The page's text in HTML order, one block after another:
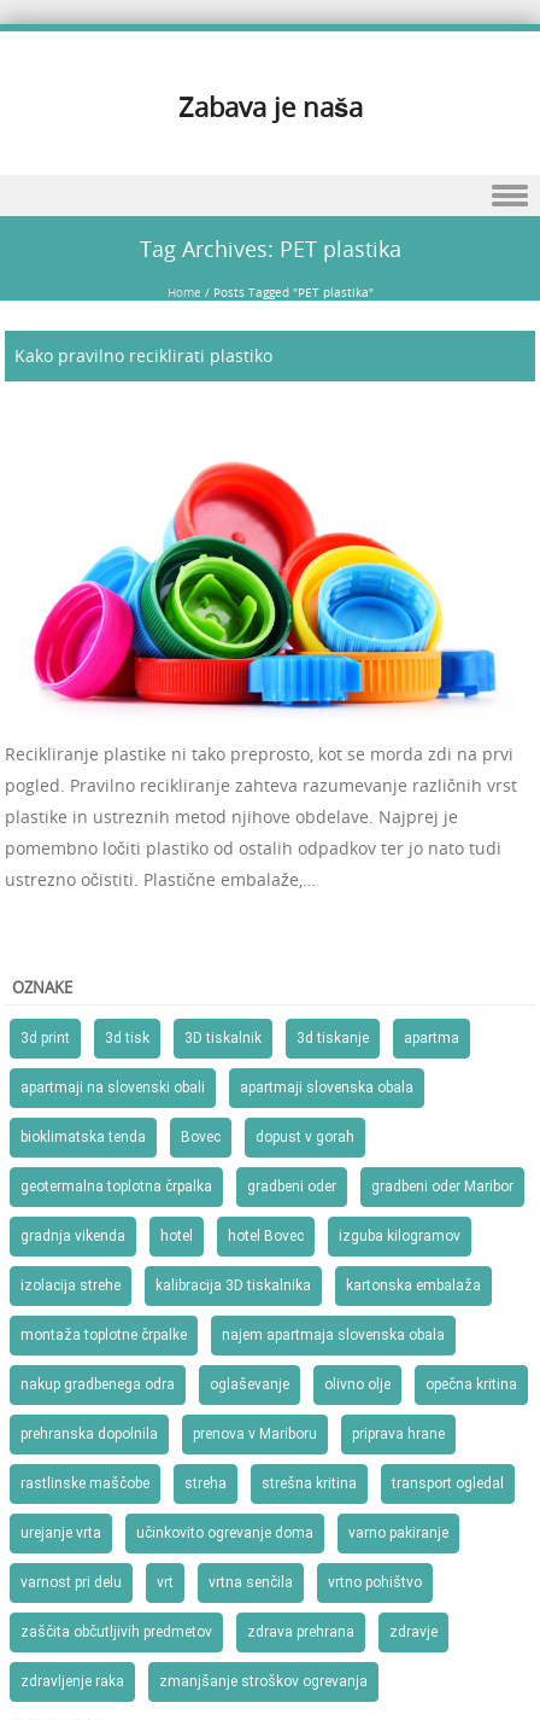
Zabava je naša
Tag Archives: PET plastika
Home / Posts Tagged "PET plastika"
Kako pravilno reciklirati plastiko
Recikliranje plastike ni tako preprosto, kot se morda zdi na prvi
pogled. Pravilno recikliranje zahteva razumevanje različnih vrst
plastike in ustreznih metod njihove obdelave. Najprej je
pomembno ločiti plastiko od ostalih odpadkov ter jo nato tudi
ustrezno očistiti. Plastične embalaže,…
OZNAKE
3d print 3d tisk 3D tiskalnik 3d tiskanje apartma
apartmaji na slovenski obali apartmaji slovenska obala
bioklimatska tenda Bovec dopust v gorah
geotermalna toplotna črpalka gradbeni oder gradbeni oder Maribor
gradnja vikenda hotel hotel Bovec izguba kilogramov
izolacija strehe kalibracija 3D tiskalnika kartonska embalaža
montaža toplotne črpalke najem apartmaja slovenska obala
nakup gradbenega odra oglaševanje olivno olje opečna kritina
prehranska dopolnila prenova v Mariboru priprava hrane
rastlinske maščobe streha strešna kritina transport ogledal
urejanje vrta učinkovito ogrevanje doma varno pakiranje
varnost pri delu vrt vrtna senčila vrtno pohištvo
zaščita občutljivih predmetov zdrava prehrana zdravje
zdravljenje raka zmanjšanje stroškov ogrevanja